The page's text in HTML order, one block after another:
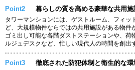
Point2 暮らしの質を高める豪華な共用施
タワーマンションには、ゲストルーム、フィッ
ど、大規模物件ならではの共用施設がある物件
ゴミ出し可能な各階ダストステーションや、荷
ルジュデスクなど、忙しい現代人の時間を創出
Point3 徹底された防犯体制と衛生的な環